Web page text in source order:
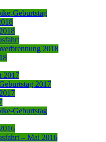
Geburtstag
2018
2017
2017
Geburtstag
– Mai 2016